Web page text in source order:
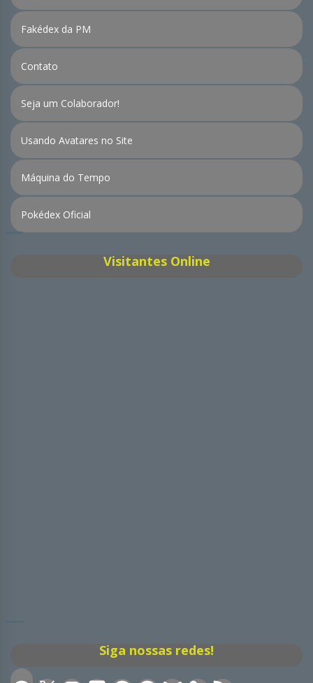
Fakédex da PM
Contato
Seja um Colaborador!
Usando Avatares no Site
Máquina do Tempo
Pokédex Oficial
Visitantes Online
Siga nossas redes!